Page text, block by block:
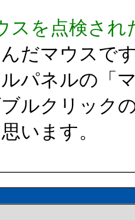
スを点検さ
だマウスで
パネルの「
ルクリック
います。